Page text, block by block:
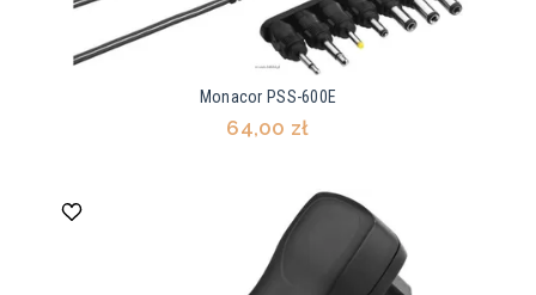
Monacor PSS-600E
64,00 zł